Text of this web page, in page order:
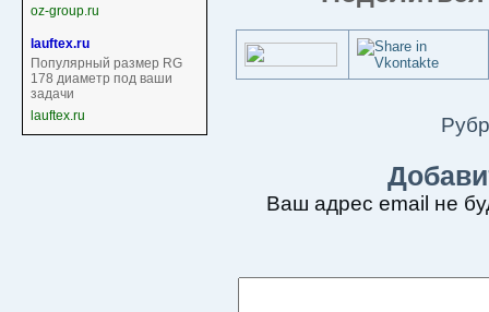
oz-group.ru
lauftex.ru
Популярный размер RG
178 диаметр под ваши
задачи
lauftex.ru
Ваш адрес email не